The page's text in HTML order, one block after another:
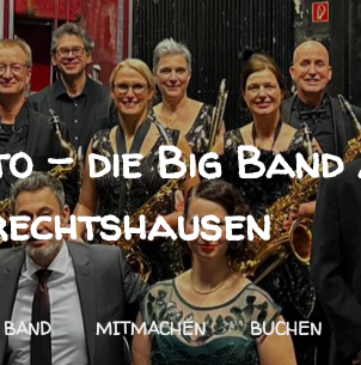
zum Hauptbereich
- die Big Band
MITMACHEN BUCHEN